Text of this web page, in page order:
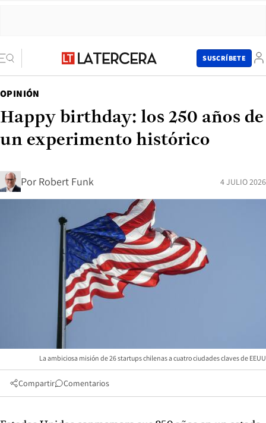
SUSCRÍBETE
OPINIÓN
Happy birthday: los 250 años de
un experimento histórico
Por Robert Funk 4 JULIO 2026
La ambiciosa misión de 26 startups chilenas a cuatro ciudades claves de EEUU
Compartir Comentarios